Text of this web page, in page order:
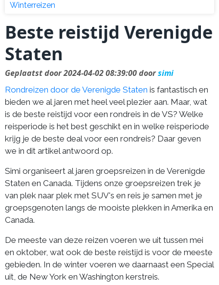
Winterreizen
Beste reistijd Verenigde
Staten
Geplaatst door 2024-04-02 08:39:00 doorsimi
Rondreizen door de Verenigde Staten is fantastisch en
bieden we al jaren met heel veel plezier aan. Maar, wat
is de beste reistijd voor een rondreis in de VS? Welke
reisperiode is het best geschikt en in welke reisperiode
krijg je de beste deal voor een rondreis? Daar geven
we in dit artikel antwoord op.
Simi organiseert al jaren groepsreizen in de Verenigde
Staten en Canada. Tijdens onze groepsreizen trek je
van plek naar plek met SUV's en reis je samen met je
groepsgenoten langs de mooiste plekken in Amerika en
Canada.
De meeste van deze reizen voeren we uit tussen mei
en oktober, wat ook de beste reistijd is voor de meeste
gebieden. In de winter voeren we daarnaast een Special
uit, de New York en Washington kerstreis.